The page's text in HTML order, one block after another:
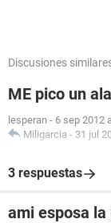
Discusiones
ME pico un
lesperan - 6 sep 2012
Miligarcia - 31 jul
3 respuestas
ami esposa